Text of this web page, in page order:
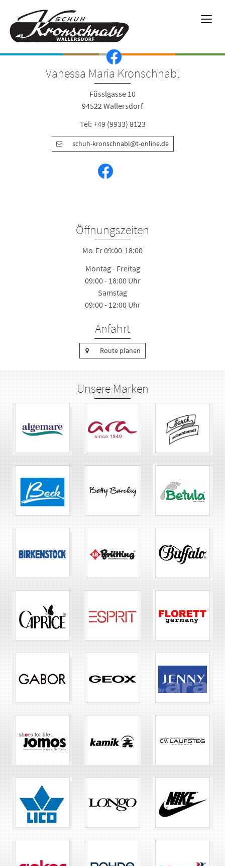
Vanessa Maria Kronschnabl
Füsslgasse 10
94522 Wallersdorf
Tel: +49 (9933) 8123
schuh-kronschnabl@t-online.de
Öffnungszeiten
Mo-Fr 09:00-18:00
Montag - Freitag
09:00 - 18:00 Uhr
Samstag
09:00 - 12:00 Uhr
Anfahrt
Route planen
Unsere Marken